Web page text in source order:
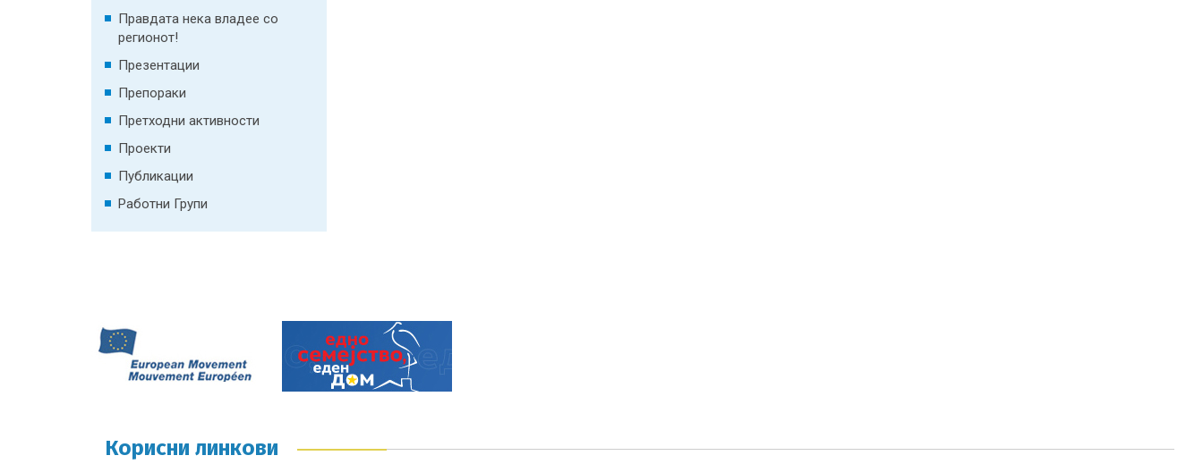
Правдата нека владее со
регионот!
Презентации
Препораки
Претходни активности
Проекти
Публикации
Работни Групи
Корисни линкови